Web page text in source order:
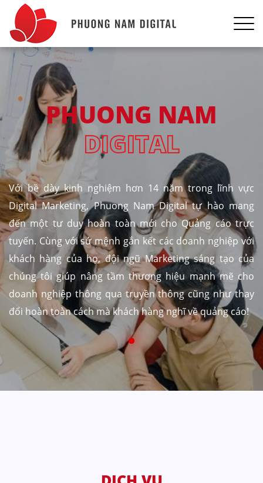
PHUONG NAM
DIGITAL
Với bề dày kinh nghiệm hơn 14 năm trong lĩnh vực
Digital Marketing, Phuong Nam Digital tự hào mang
đến một tư duy hoàn toàn mới cho Quảng cáo trực
tuyến. Cùng với sứ mệnh gắn kết các doanh nghiệp với
khách hàng của họ, đội ngũ Marketing sáng tạo của
chúng tôi giúp nâng tầm thương hiệu mạnh mẽ cho
doanh nghiệp thông qua truyền thông cũng như thay
đổi hoàn toàn cách mà khách hàng nghĩ về quảng cáo!